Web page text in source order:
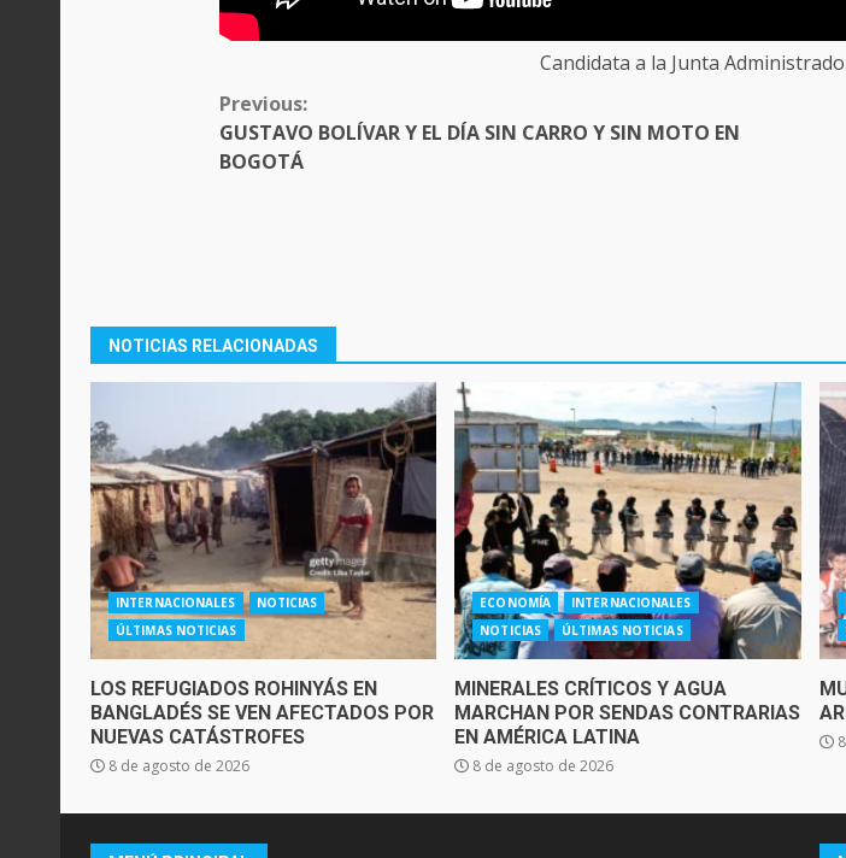
Candidata a la Junta
CONTINUE
READING
Previous:
GUSTAVO BOLÍVAR Y EL DÍA SIN CARRO Y SIN MOTO EN
BOGOTÁ
NOTICIAS RELACIONADAS
INTERNACIONALES
NOTICIAS
ÚLTIMAS NOTICIAS
LOS REFUGIADOS ROHINYÁS EN
BANGLADÉS SE VEN AFECTADOS POR
NUEVAS CATÁSTROFES
8 de agosto de 2026
ECONOMÍA
INTERNACIONALES
NOTICIAS
ÚLTIMAS NOTICIAS
MINERALES CRÍTICOS Y AGUA
MARCHAN POR SENDAS CONTRARIAS
EN AMÉRICA LATINA
8 de agosto de 2026
8